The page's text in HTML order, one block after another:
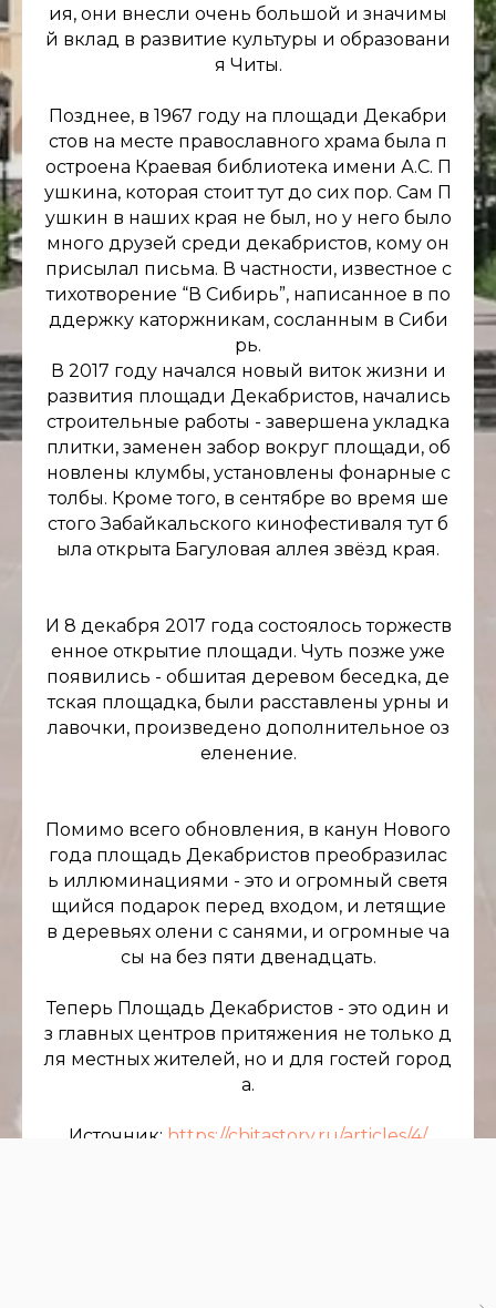
ия, они внесли очень большой и значимы
й вклад в развитие культуры и образовани
я Читы.
Позднее, в 1967 году на площади Декабри
стов на месте православного храма была п
остроена Краевая библиотека имени А.С. П
ушкина, которая стоит тут до сих пор. Сам П
ушкин в наших края не был, но у него было
много друзей среди декабристов, кому он
присылал письма. В частности, известное с
тихотворение “В Сибирь”, написанное в по
ддержку каторжникам, сосланным в Сиби
рь.
В 2017 году начался новый виток жизни и
развития площади Декабристов, начались
строительные работы - завершена укладка
плитки, заменен забор вокруг площади, об
новлены клумбы, установлены фонарные с
толбы. Кроме того, в сентябре во время ше
стого Забайкальского кинофестиваля тут б
ыла открыта Багуловая аллея звёзд края.
И 8 декабря 2017 года состоялось торжеств
енное открытие площади. Чуть позже уже
появились - обшитая деревом беседка, де
тская площадка, были расставлены урны и
лавочки, произведено дополнительное оз
еленение.
Помимо всего обновления, в канун Нового
года площадь Декабристов преобразилас
ь иллюминациями - это и огромный светя
щийся подарок перед входом, и летящие
в деревьях олени с санями, и огромные ча
сы на без пяти двенадцать.
Теперь Площадь Декабристов - это один и
з главных центров притяжения не только д
ля местных жителей, но и для гостей город
а.
Источник: https://chitastory.ru/articles/4/